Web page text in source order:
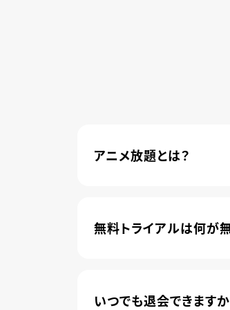
アニメ放題とは？
無料トライアルは何が
いつでも退会できますか